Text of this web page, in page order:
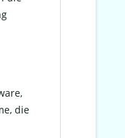
die